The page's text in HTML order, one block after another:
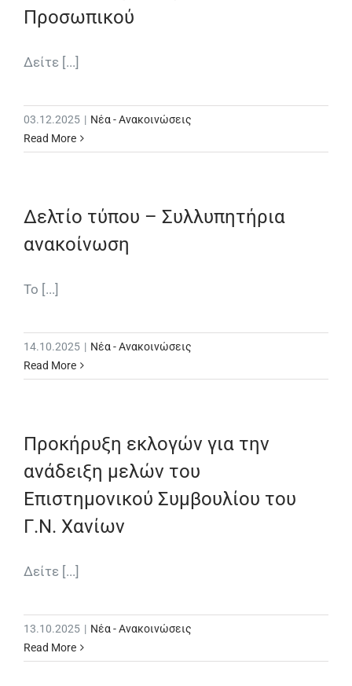
Προσωπικού
Δείτε [...]
03.12.2025 | Νέα - Ανακοινώσεις
Read More
Δελτίο τύπου – Συλλυπητήρια
ανακοίνωση
Το [...]
14.10.2025 | Νέα - Ανακοινώσεις
Read More
Προκήρυξη εκλογών για την
ανάδειξη μελών του
Επιστημονικού Συμβουλίου του
Γ.Ν. Χανίων
Δείτε [...]
13.10.2025 | Νέα - Ανακοινώσεις
Read More